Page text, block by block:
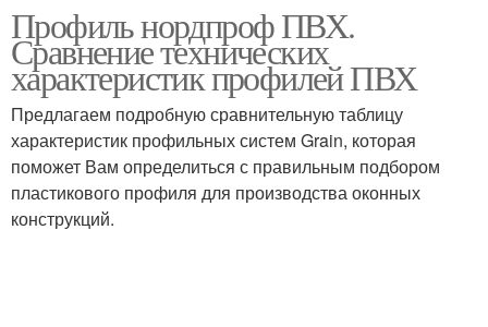
Профиль нордпроф ПВХ.
Сравнение технических
характеристик профилей ПВХ
Предлагаем подробную сравнительную таблицу
характеристик профильных систем Grain, которая
поможет Вам определиться с правильным подбором
пластикового профиля для производства оконных
конструкций.